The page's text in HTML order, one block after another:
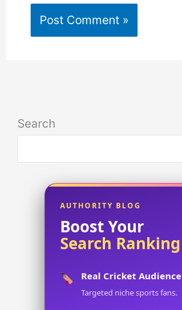
Search
AUTHORITY BLOG
Boost Your
Search Ranking
Real Cricket Audience
Targeted niche sports fans.